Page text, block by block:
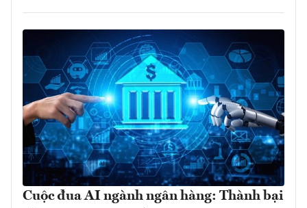
Cuộc đua AI ngành ngân hàng: Thành bại